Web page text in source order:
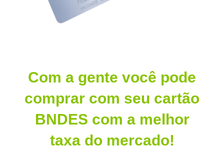
Com a gente você pode
comprar com seu cartão
BNDES com a melhor
taxa do mercado!